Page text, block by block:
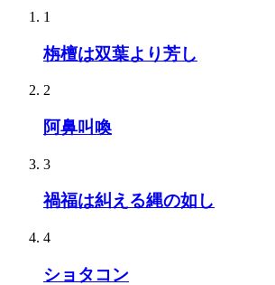
1
栴檀は双葉より芳し
2
阿鼻叫喚
3
禍福は糾える縄の如し
4
ショタコン